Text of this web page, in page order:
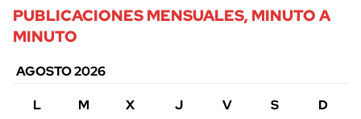
PUBLICACIONES MENSUALES, MINUTO A
MINUTO
AGOSTO 2026
L
M X J V S
D